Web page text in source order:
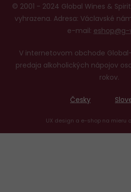
© 2001 - 2024 Global Wines &
vyhrazena. Adresa: Václavské
e-mail:
V internetovom obchode
predaja alkoholických nápojov
rokov.
Česky
UX design a e-shop na mieru